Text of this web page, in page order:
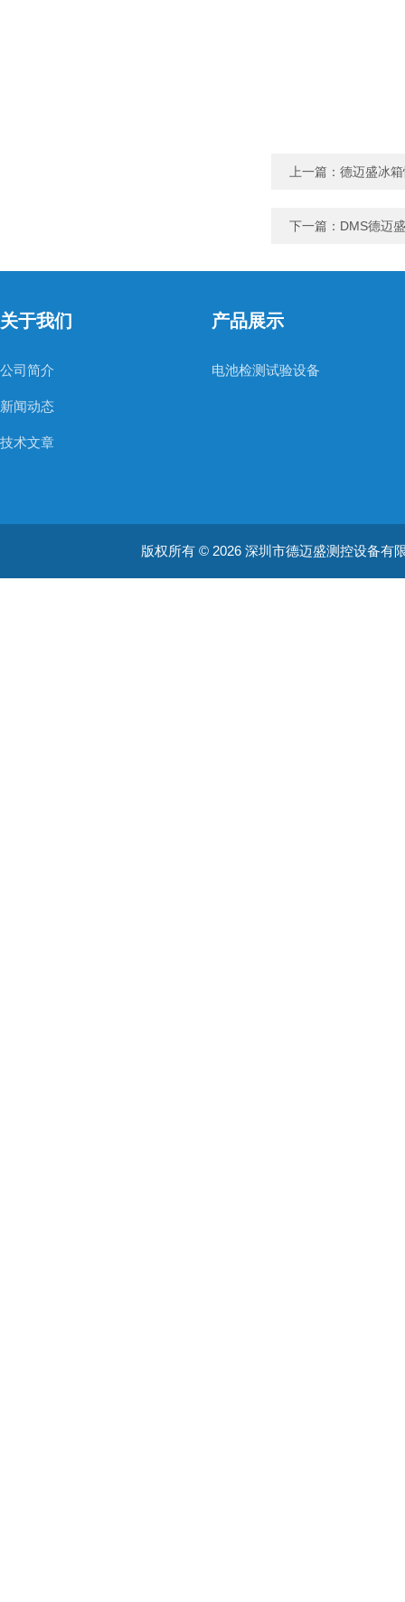
上一篇： 德迈盛冰
下一篇： DMS德迈
关于我们
公司简介
新闻动态
技术文章
产品展示
电池检测试验设备
版权所有 © 2026 深圳市德迈盛测控设备